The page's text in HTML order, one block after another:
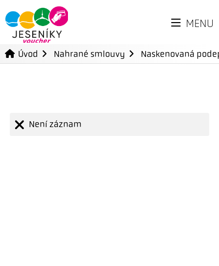
MENU
Úvod Nahrané smlouvy Naskenovaná
Není záznam